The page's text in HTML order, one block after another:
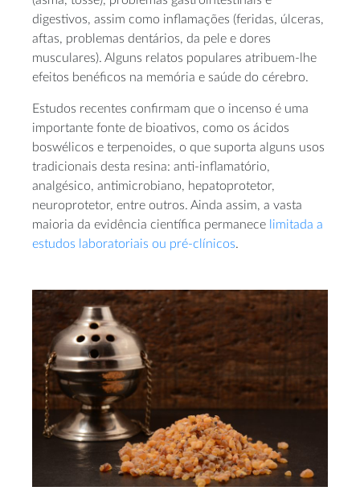
digestivos, assim como inflamações (feridas, úlceras,
aftas, problemas dentários, da pele e dores
musculares). Alguns relatos populares atribuem-lhe
efeitos benéficos na memória e saúde do cérebro.
Estudos recentes confirmam que o incenso é uma
importante fonte de bioativos, como os ácidos
boswélicos e terpenoides, o que suporta alguns usos
tradicionais desta resina: anti-inflamatório,
analgésico, antimicrobiano, hepatoprotetor,
neuroprotetor, entre outros. Ainda assim, a vasta
maioria da evidência científica permanece limitada a
estudos laboratoriais ou pré-clínicos.